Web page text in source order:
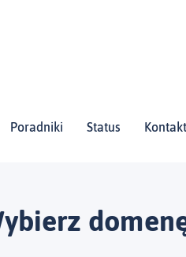
Poradniki Status Kontakt